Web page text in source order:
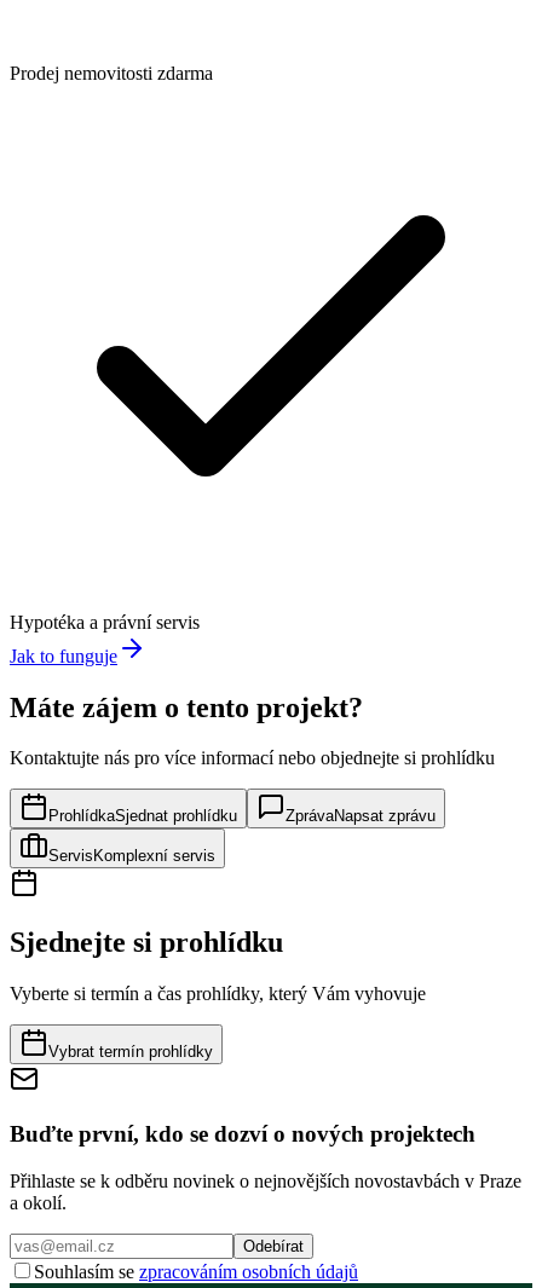
Prodej nemovitosti zdarma
Hypotéka a právní servis
Jak to funguje
Máte zájem o tento projekt?
Kontaktujte nás pro více informací nebo objednejte si prohlídku
ProhlídkaSjednat prohlídku ZprávaNapsat zprávu
Servis Komplexní servis
Sjednejte si prohlídku
Vyberte si termín a čas prohlídky, který Vám vyhovuje
Vybrat termín prohlídky
Buďte první, kdo se dozví o nových projektech
Přihlaste se k odběru novinek o nejnovějších novostavbách v Praze
a okolí.
Odebírat
Souhlasím se zpracováním osobních údajů